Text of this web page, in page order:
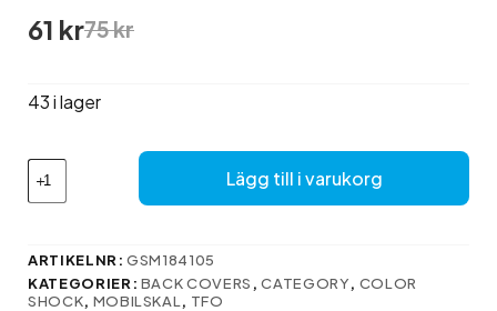
75kr
Det
ursprungliga
var:
61 krDet
nuvarande
är:
43 i lager
Color
Shock-
fodral
Xiaomi
Note
Lägg till i varukorg
ARTIKELNR:GSM184105
KATEGORIER: BACK COVERS ,CATEGORY, COLOR
SHOCK, MOBILSKAL , TFO